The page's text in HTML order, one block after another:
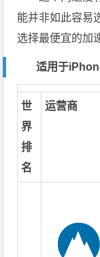
能并非如此容易
选择最便宜的加
适用于
世
界
排
名
运营商